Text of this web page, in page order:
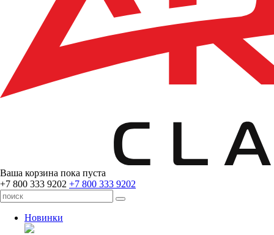
Ваша корзина пока пуста
+7 800 333 9202 +7 800 333 9202
Новинки